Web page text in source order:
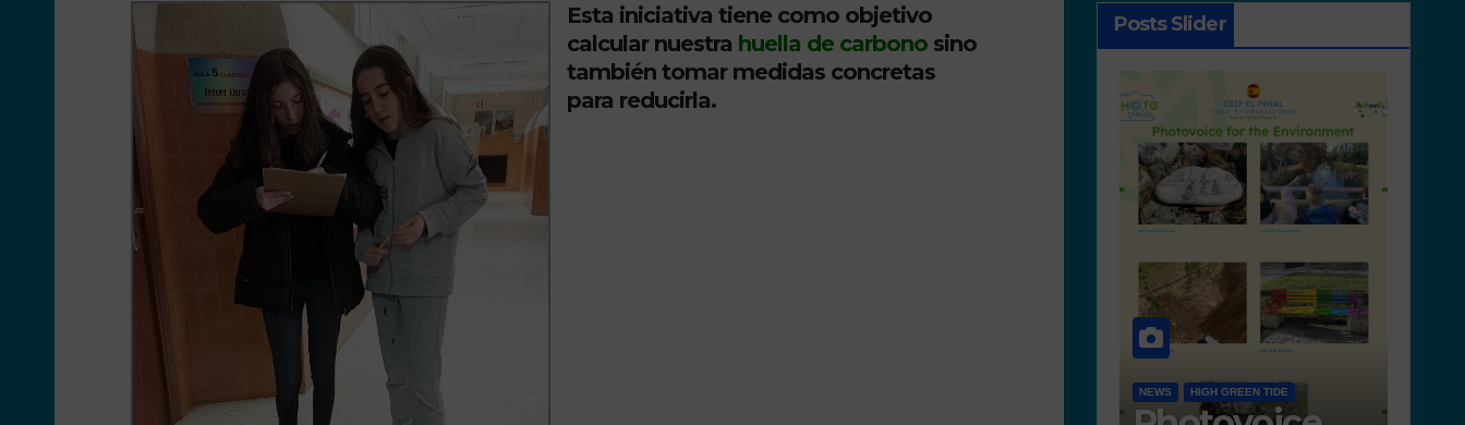
Esta iniciativa tiene como objetivo
calcular nuestra huella de carbono sino
también tomar medidas concretas
para reducirla.
Posts Slider
NEWS
ACTIVITIES
MOVIMENTO DI SCUOLE SENZA
PLASTICA
GOOD PRACTICES